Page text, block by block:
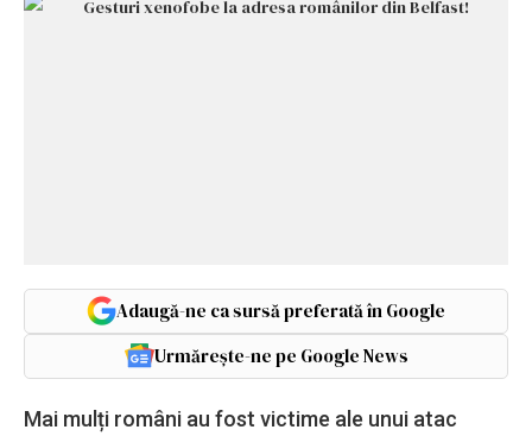
Adaugă-ne ca sursă preferată în Google
Urmărește-ne pe Google News
Mai mulți români au fost victime ale unui atac